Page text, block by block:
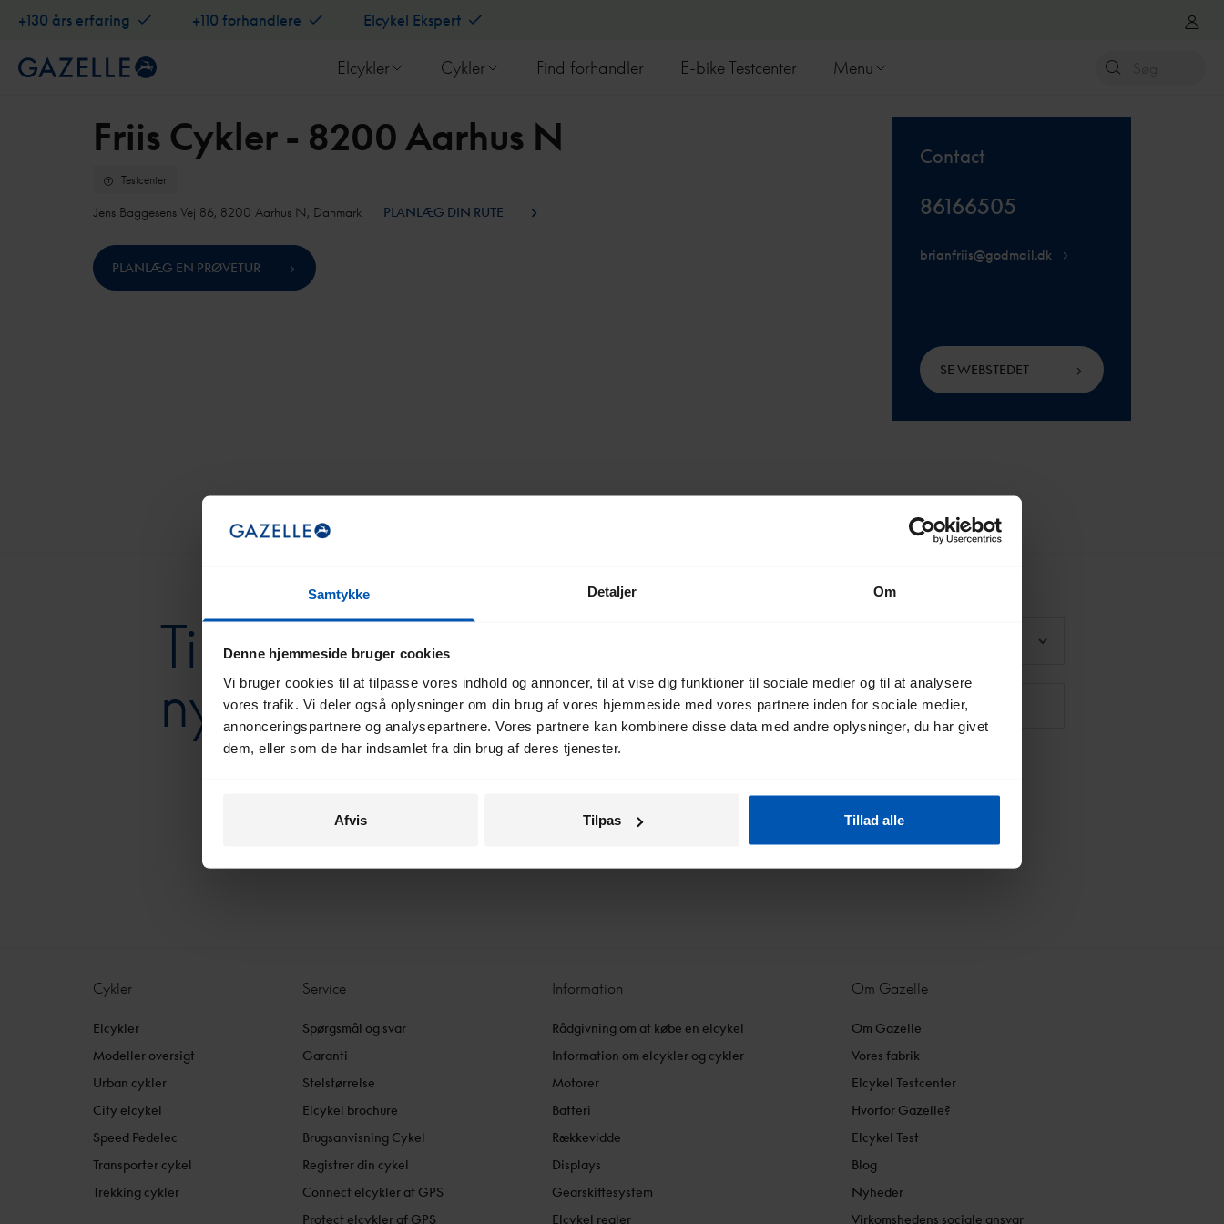
Samtykke Detaljer Om
Denne hjemmeside bruger cookies
Vi bruger cookies til at tilpasse vores indhold og annoncer, til at vise dig funktioner til sociale medier og til at analysere
vores trafik. Vi deler også oplysninger om din brug af vores hjemmeside med vores partnere inden for sociale medier,
annonceringspartnere og analysepartnere. Vores partnere kan kombinere disse data med andre oplysninger, du har givet
dem, eller som de har indsamlet fra din brug af deres tjenester.
Afvis Tilpas Tillad alle
+130 års erfaring +110 forhandlere Elcykel Ekspert
Elcykler Cykler Find forhandler E-bike Testcenter Menu
Friis Cykler - 8200 Aarhus N
Testcenter
Jens Baggesens Vej 86, 8200 Aarhus N, Danmark PLANLÆG DIN RUTE
PLANLÆG EN PRØVETUR
Contact
86166505
brianfriis@godmail.dk
SE WEBSTEDET
Tilmeld dig vores
nyhedsbrev
Cykler
Elcykler
Modeller oversigt
Urban cykler
City elcykel
Speed Pedelec
Transporter cykel
Trekking cykler
Service
Spørgsmål og svar
Garanti
Stelstørrelse
Elcykel brochure
Brugsanvisning Cykel
Registrer din cykel
Connect elcykler af GPS
Protect elcykler af GPS
Information
Rådgivning om at købe en elcykel
Information om elcykler og cykler
Motorer
Batteri
Rækkevidde
Displays
Gearskiftesystem
Elcykel regler
Om Gazelle
Om Gazelle
Vores fabrik
Elcykel Testcenter
Hvorfor Gazelle?
Elcykel Test
Blog
Nyheder
Virkomshedens sociale ansvar